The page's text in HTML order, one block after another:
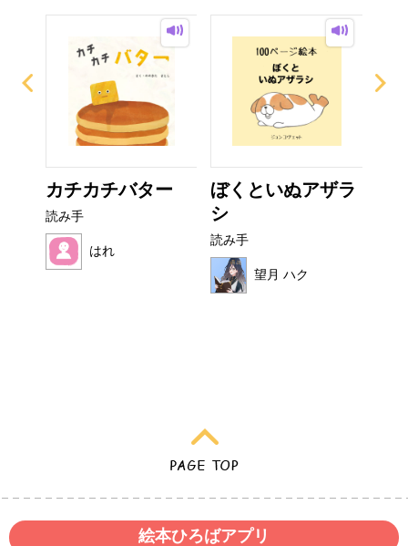
カチカチバター
読み手
はれ
ぼくといぬアザラ
シ
読み手
望月 ハク
絵本ひろばアプリ